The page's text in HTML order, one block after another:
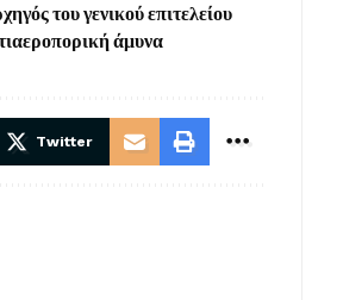
του γενικού επιτελείου
άμυνα
Twitter